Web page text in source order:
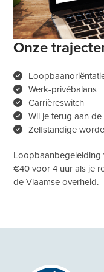
Onze
Werk-privébalans
Carrièreswitch
Wil je terug aan
Zelfstandige
Loopbaanbegeleiding
€40 voor 4 uur als je
de Vlaamse overheid.